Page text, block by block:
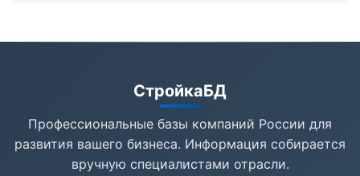
СтройкаБД
Профессиональные базы компаний России для
развития вашего бизнеса. Информация собирается
вручную специалистами отрасли.